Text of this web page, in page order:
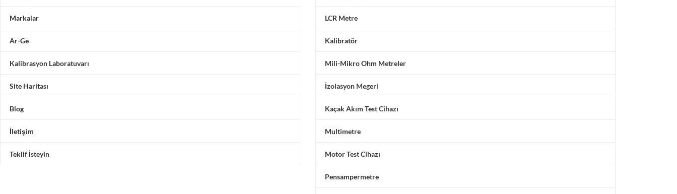
Markalar
Ar-Ge
Kalibrasyon Laboratuvarı
Site Haritası
Blog
İletişim
Teklif İsteyin
LCR Metre
Kalibratör
Mili-Mikro Ohm Metreler
İzolasyon Megeri
Kaçak Akım Test Cihazı
Multimetre
Motor Test Cihazı
Pensampermetre